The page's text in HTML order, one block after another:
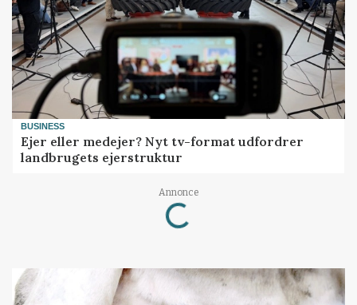
BUSINESS
Ejer eller medejer? Nyt tv-format udfordrer
landbrugets ejerstruktur
Annonce
Loading...